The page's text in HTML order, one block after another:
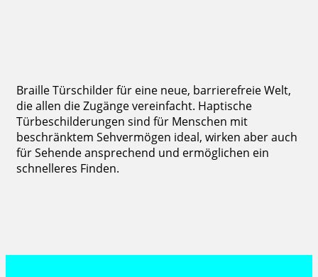
Braille Türschilder für eine neue, barrierefreie Welt,
die allen die Zugänge vereinfacht. Haptische
Türbeschilderungen sind für Menschen mit
beschränktem Sehvermögen ideal, wirken aber auch
für Sehende ansprechend und ermöglichen ein
schnelleres Finden.